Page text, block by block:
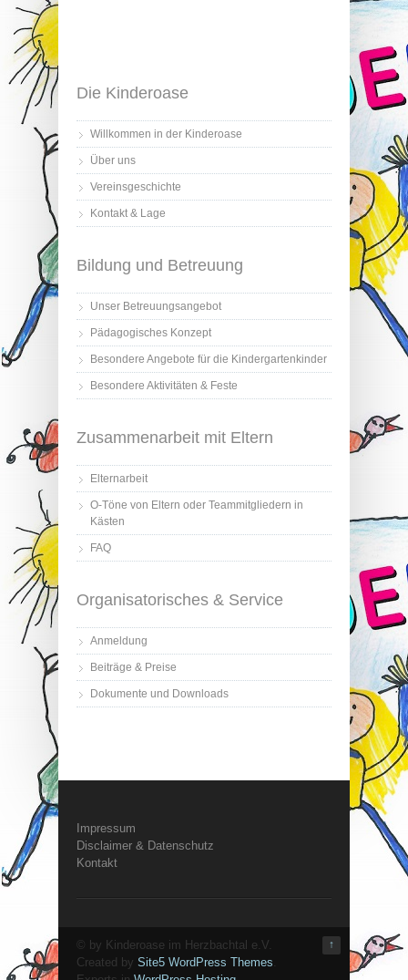
Die Kinderoase
Willkommen in der Kinderoase
Über uns
Vereinsgeschichte
Kontakt & Lage
Bildung und Betreuung
Unser Betreuungsangebot
Pädagogisches Konzept
Besondere Angebote für die Kindergartenkinder
Besondere Aktivitäten & Feste
Zusammenarbeit mit Eltern
Elternarbeit
O-Töne von Eltern oder Teammitgliedern in
Kästen
FAQ
Organisatorisches & Service
Anmeldung
Beiträge & Preise
Dokumente und Downloads
Impressum
Disclaimer & Datenschutz
Kontakt
↑
© by Kinderoase im Herzbachtal e.V.
Created by Site5 WordPress Themes